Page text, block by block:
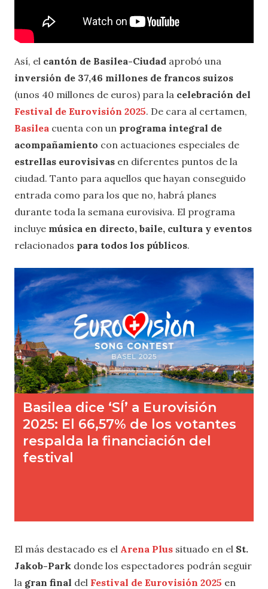
Así, el cantón de Basilea-Ciudad aprobó una
inversión de 37,46 millones de francos suizos
(unos 40 millones de euros) para la celebración del
Festival de Eurovisión 2025. De cara al certamen,
Basilea cuenta con un programa integral de
acompañamiento con actuaciones especiales de
estrellas eurovisivas en diferentes puntos de la
ciudad. Tanto para aquellos que hayan conseguido
entrada como para los que no, habrá planes
durante toda la semana eurovisiva. El programa
incluye música en directo, baile, cultura y eventos
relacionados para todos los públicos.
El más destacado es el Arena Plus situado en el St.
Jakob-Park donde los espectadores podrán seguir
la gran final del Festival de Eurovisión 2025 en